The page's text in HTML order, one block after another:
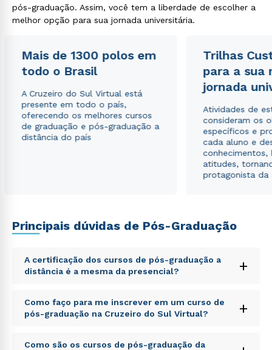
pós-graduação. Assim, você tem a liberdade de escolher a
melhor opção para sua jornada universitária.
Mais de 1300 polos em
todo o Brasil
A Cruzeiro do Sul Virtual está
presente em todo o país,
oferecendo os melhores cursos
de graduação e pós-graduação a
distância do país
Trilhas
para a sua
jornada
Atividades de
consideram os
específicos e
cada aluno e
conhecimentos,
atitudes,
protagonista da
Principais dúvidas de Pós-Graduação
A certificação dos cursos de pós-graduação a
distância é a mesma da presencial?
+
Sed ut perspiciatis unde omnis iste natus error sit
voluptatem accusantium doloremque laudantium,
totam rem aperiam, eaque ipsa quae ab illo inventore
explicabo. Nemo enim ipsam voluptatem quia
Como faço para me inscrever em um curso de
pós-graduação na Cruzeiro do Sul Virtual?
+
Sed ut perspiciatis unde omnis iste natus error sit
Como são os cursos de pós-graduação da
Estou de acordo com a Política de Privacidade.e
autorizo que meus dados sejam utilizados para o
envio de conteúdos da Cruzeiro do Sul.